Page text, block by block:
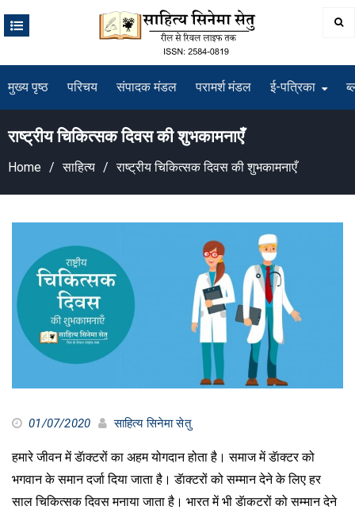
मुख्य पृष्ठ परिचय संपादक मंडल परामर्श मंडल ई-पत्रिका
राष्ट्रीय चिकित्सक दिवस की शुभकामनाएँ
Home साहित्य राष्ट्रीय चिकित्सक दिवस की शुभकामनाएँ
01/07/2020 साहित्य सिनेमा सेतु
हमारे जीवन में डॅाक्टरों का अहम योगदान होता है। समाज में डॅाक्टर को
भगवान के समान दर्जा दिया जाता है। डॅाक्टरों को सम्मान देने के लिए हर
साल चिकित्सक दिवस मनाया जाता है। भारत में भी डॅाकटरों को सम्मान देने